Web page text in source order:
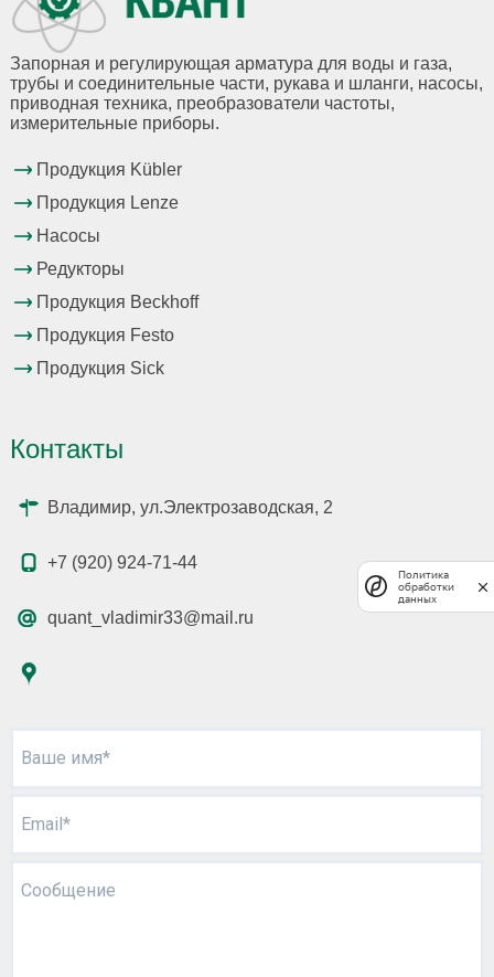
Запорная и регулирующая арматура для воды и газа,
трубы и соединительные части, рукава и шланги, насосы,
приводная техника, преобразователи частоты,
измерительные приборы.
Продукция Kübler
Продукция Lenze
Насосы
Редукторы
Продукция Beckhoff
Продукция Festo
Продукция Sick
Контакты
Владимир, ул.Электрозаводская, 2
+7 (920) 924-71-44
quant_vladimir33@mail.ru
Ваше имя*
Email*
Сообщение
Политика
обработки
данных